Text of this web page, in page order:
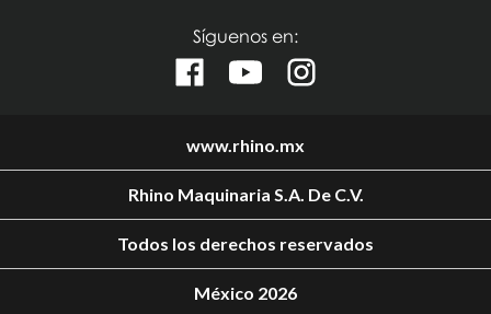
Síguenos en:
www.rhino.mx
Rhino Maquinaria S.A. De C.V.
Todos los derechos reservados
México 2026